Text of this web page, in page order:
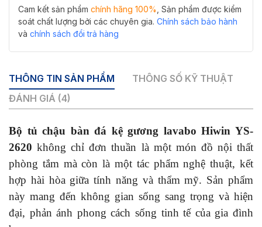
2620
thông
minh
trẻ
tích
cảm
biến
tự
động
số
Cam kết sản phẩm chính hãng 100% , Sản phẩm được kiểm
soát chất lượng bởi các chuyên gia. Chính sách bảo hành
và chính sách đổi trả hàng
THÔNG TIN SẢN PHẨM
THÔNG SỐ KỸ THUẬT
ĐÁNH GIÁ (4)
Bộ tủ chậu bàn đá kệ gương lavabo Hiwin YS-
2620 không chỉ đơn thuần là một món đồ nội thất
phòng tắm mà còn là một tác phẩm nghệ thuật, kết
hợp hài hòa giữa tính năng và thẩm mỹ. Sản phẩm
này mang đến không gian sống sang trọng và hiện
đại, phản ánh phong cách sống tinh tế của gia đình